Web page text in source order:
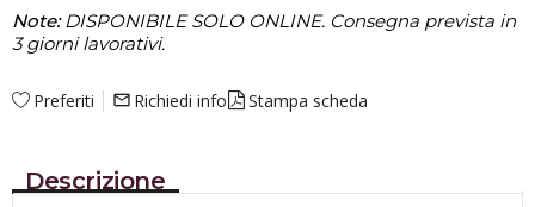
Note:DISPONIBILE SOLO ONLINE. Consegna prevista in
3 giorni lavorativi.
Preferiti mail_outline Richiedi info Stampa scheda
Descrizione